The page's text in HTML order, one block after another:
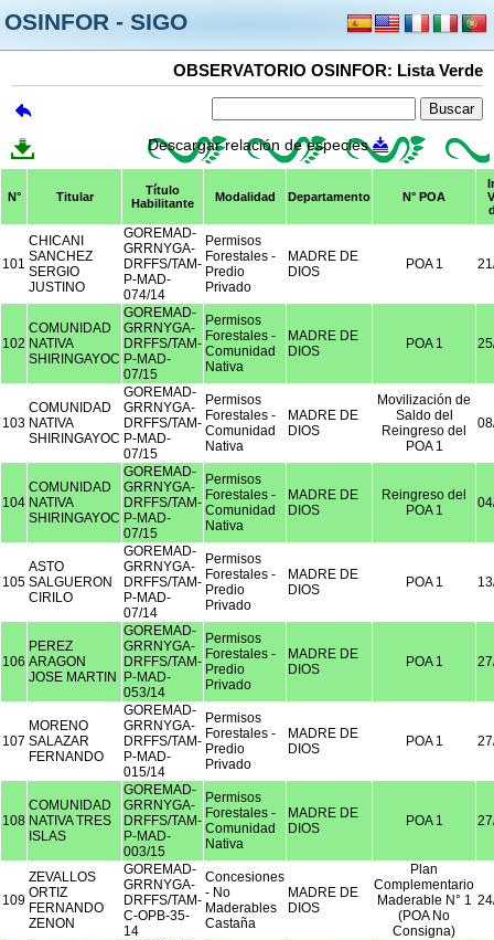
OSINFOR - SIGO
OBSERVATORIO OSINFOR: Lista Verde
Descargar relación de especies
N° Titular
Título
Habilitante
Modalidad Departamento N° POA
101
CHICANI
SANCHEZ
SERGIO
JUSTINO
GOREMAD-
GRRNYGA-
DRFFS/TAM-
P-MAD-
074/14
Permisos
Forestales -
Predio
Privado
MADRE DE
DIOS
POA 1
102
COMUNIDAD
NATIVA
SHIRINGAYOC
GOREMAD-
GRRNYGA-
DRFFS/TAM-
P-MAD-
07/15
Permisos
Forestales -
Comunidad
Nativa
MADRE DE
DIOS
POA 1
103
COMUNIDAD
NATIVA
SHIRINGAYOC
GOREMAD-
GRRNYGA-
DRFFS/TAM-
P-MAD-
07/15
Permisos
Forestales -
Comunidad
Nativa
MADRE DE
DIOS
Movilización de
Saldo del
Reingreso del
POA 1
104
COMUNIDAD
NATIVA
SHIRINGAYOC
GOREMAD-
GRRNYGA-
DRFFS/TAM-
P-MAD-
07/15
Permisos
Forestales -
Comunidad
Nativa
MADRE DE
DIOS
Reingreso del
POA 1
105
ASTO
SALGUERON
CIRILO
GOREMAD-
GRRNYGA-
DRFFS/TAM-
P-MAD-
07/14
Permisos
Forestales -
Predio
Privado
MADRE DE
DIOS
POA 1
106
PEREZ
ARAGON
JOSE MARTIN
GOREMAD-
GRRNYGA-
DRFFS/TAM-
P-MAD-
053/14
Permisos
Forestales -
Predio
Privado
MADRE DE
DIOS
POA 1
107
MORENO
SALAZAR
FERNANDO
GOREMAD-
GRRNYGA-
DRFFS/TAM-
P-MAD-
015/14
Permisos
Forestales -
Predio
Privado
MADRE DE
DIOS
POA 1
108
COMUNIDAD
NATIVA TRES
ISLAS
GOREMAD-
GRRNYGA-
DRFFS/TAM-
P-MAD-
003/15
Permisos
Forestales -
Comunidad
Nativa
MADRE DE
DIOS
POA 1
109
ZEVALLOS
ORTIZ
FERNANDO
ZENON
GOREMAD-
GRRNYGA-
DRFFS/TAM-
C-OPB-35-
14
Concesiones
- No
Maderables
Castaña
MADRE DE
DIOS
Plan
Complementario
Maderable N° 1
(POA No
Consigna)